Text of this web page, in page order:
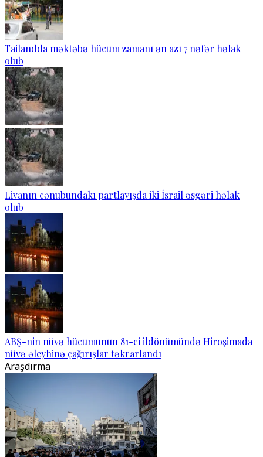
Tailandda məktəbə hücum zamanı ən azı 7 nəfər həlak
olub
Livanın cənubundakı partlayışda iki İsrail əsgəri həlak
olub
ABŞ-nin nüvə hücumunun 81-ci ildönümündə Hiroşimada
nüvə əleyhinə çağırışlar təkrarlandı
Araşdırma